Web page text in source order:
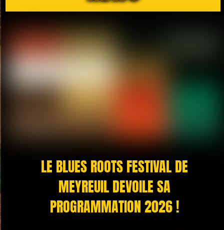
LE BLUES ROOTS FESTIVAL DE
MEYREUIL DEVOILE SA
PROGRAMMATION 2026 !